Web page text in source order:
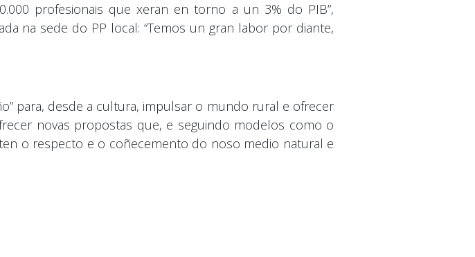
profesionais que xeran en torno a un 3% do PIB”,
na sede do PP local: “Temos un gran labor por diante,
para, desde a cultura, impulsar o mundo rural e ofrecer
novas propostas que, e seguindo modelos como o
o respecto e o coñecemento do noso medio natural e